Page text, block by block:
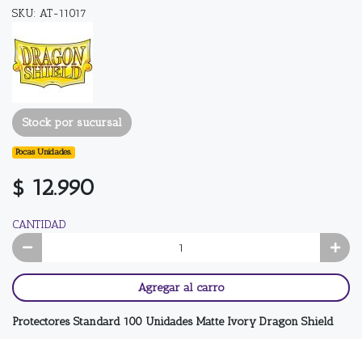
SKU: AT-11017
Stock por sucursal
Pocas Unidades.
$ 12.990
CANTIDAD
Agregar al carro
Protectores Standard 100 Unidades Matte Ivory Dragon Shield